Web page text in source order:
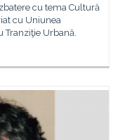
cu tema Cultură
cu Uniunea
Tranziţie Urbană.